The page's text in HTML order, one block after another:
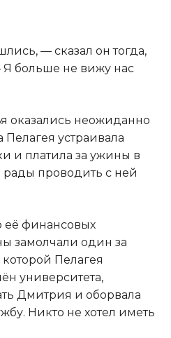
— сказал он тогда,
Я больше не вижу нас
оказались неожиданно
устраивала
и платила за ужины в
рады проводить с ней
её финансовых
замолчали один за
Пелагея
университета,
Дмитрия и оборвала
Никто не хотел иметь